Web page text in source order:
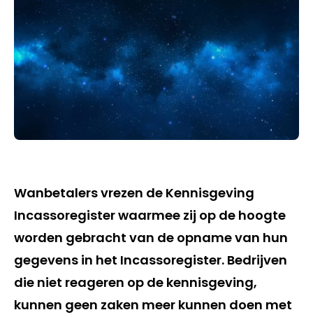
Wanbetalers vrezen de Kennisgeving
Incassoregister waarmee zij op de hoogte
worden gebracht van de opname van hun
gegevens in het Incassoregister. Bedrijven
die niet reageren op de kennisgeving,
kunnen geen zaken meer kunnen doen met